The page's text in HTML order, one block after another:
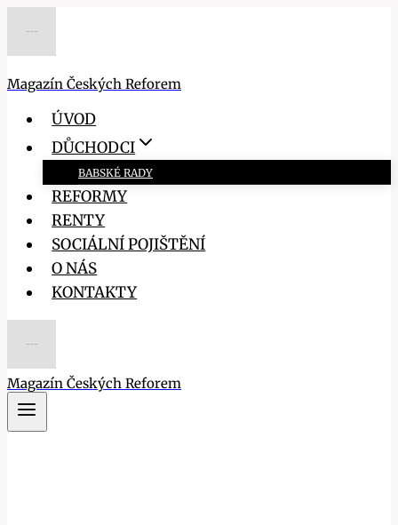
Magazín Českých Reforem
ÚVOD
DŮCHODCI
BABSKÉ RADY
REFORMY
RENTY
SOCIÁLNÍ POJIŠTĚNÍ
O NÁS
KONTAKTY
Magazín Českých Reforem